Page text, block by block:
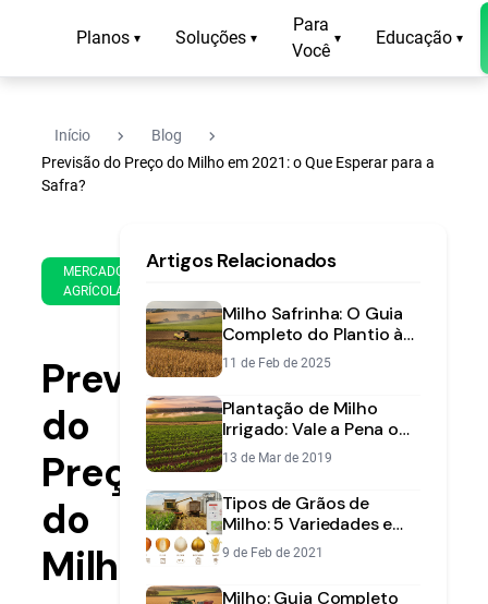
Planos ▾ Soluções ▾
Para
Você
▾ Educação ▾
Início navigate_next Blog navigate_next
Previsão do Preço do Milho em 2021: o Que Esperar para a
Safra?
MERCADO
AGRÍCOLA
de
de
2021
min
leitura
Previsão
do
Preço
do
Milho
Artigos Relacionados
Milho Safrinha: O Guia
Completo do Plantio à
Colheita Lucrativa
11 de Feb de 2025
Plantação de Milho
Irrigado: Vale a Pena o
Investimento na
Safrinha?
13 de Mar de 2019
Tipos de Grãos de
Milho: 5 Variedades e
Cultivo | Aegro
9 de Feb de 2021
Milho: Guia Completo